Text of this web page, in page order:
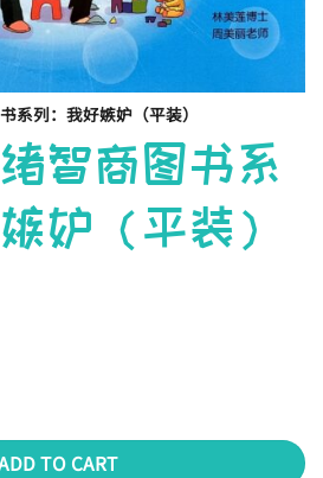
系列：我好嫉妒（平装）
智商图书系
妒（平装）
TO CART